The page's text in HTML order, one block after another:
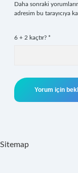
Daha sonraki
adresim bu tarayıcıya
6 + 2 kaçtır? *
Sitemap